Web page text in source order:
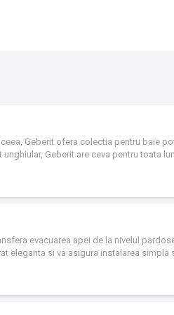
Geberit ofera colectia pentru baie
Geberit are ceva pentru toata
si usurinta in utilizare, care simplifica
evacuarea apei de la nivelul
eleganta si va asigura instalarea simpla